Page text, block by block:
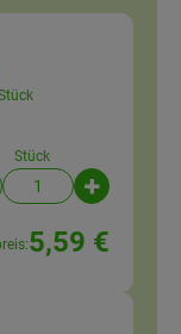
Stück
5,59 €